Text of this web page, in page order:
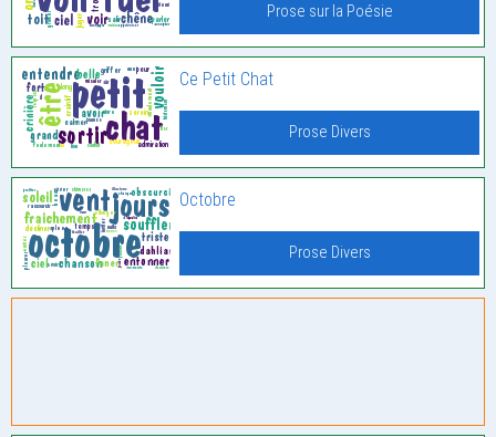
Prose sur la Poésie
Ce Petit Chat
Prose Divers
Octobre
Prose Divers